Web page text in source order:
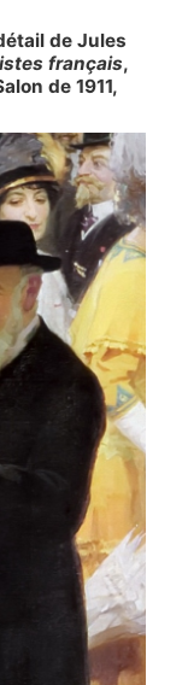
de Jules
français,
de 1911,